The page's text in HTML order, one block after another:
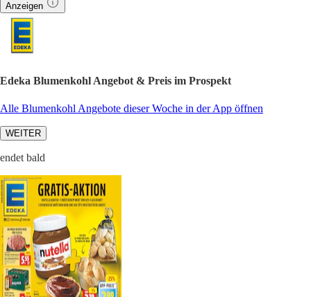
Anzeigen
Edeka Blumenkohl Angebot & Preis im Prospekt
Alle Blumenkohl Angebote dieser Woche in der App öffnen
WEITER
endet bald